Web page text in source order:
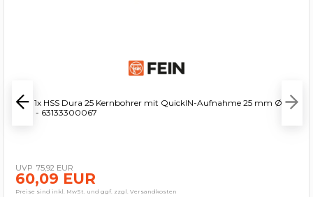
Fein 1x HSS Dura 25 Kernbohrer mit QuickIN-Aufnahme 25 mm Ø 30
mm - 63133300067
75,92 EUR
60,09 EUR
Preise sind inkl. MwSt. und ggf. zzgl. Versandkosten